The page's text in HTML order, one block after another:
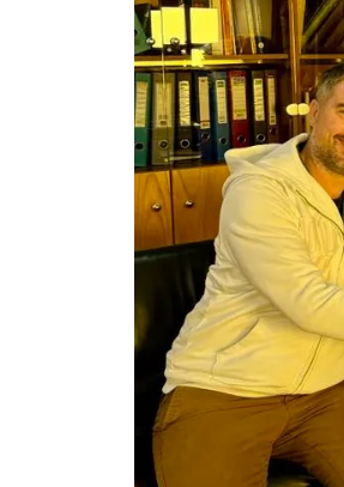
Εγκρίθηκε η λειτουργία τμήματος της
Η ΕΥΑΘ επεκτείνεται στη Χαλκιδική – Τι
Χαλκιδική: Νεκρός 69χρονος λουόμενος
Διακοπές ρεύματος σε περιοχές της
Νέες χρηματοδοτήσεις από το Πράσινο